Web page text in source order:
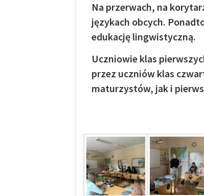
Na przerwach, na
językach obcych.
edukację lingwistyczną.
Uczniowie klas
przez uczniów klas
maturzystów, jak i